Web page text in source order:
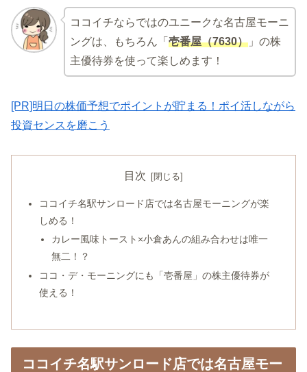
ココイチならではのユニークな名古屋モーニ
ングは、もちろん「 壱番屋（7630）」の株
主優待券を使って楽しめます！
[PR]明日の株価予想でポイントが貯まる！ポイ活しながら
投資センスを磨こう
目次
ココイチ名駅サンロード店では名古屋モーニングが楽
しめる！
カレー風味トースト×小倉あんの組み合わせは唯一
無二！？
ココ・デ・モーニングにも「壱番屋」の株主優待券が
使える！
ココイチ名駅サンロード店では名古屋モー